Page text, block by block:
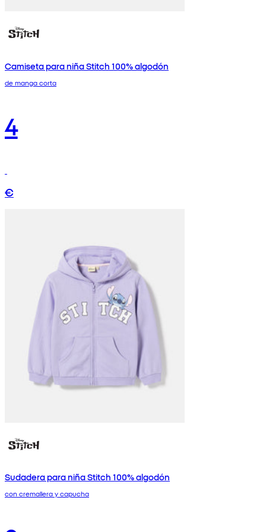
Camiseta para niña Stitch 100% algodón
de manga corta
4
€
Sudadera para niña Stitch 100% algodón
con cremallera y capucha